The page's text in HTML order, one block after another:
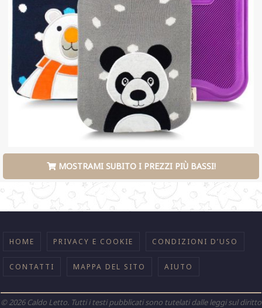
MOSTRAMI SUBITO I PREZZI PIÙ BASSI!
HOME PRIVACY E COOKIE CONDIZIONI D’USO
CONTATTI MAPPA DEL SITO AIUTO
©2026Caldo Letto. Tutti i testi pubblicati sono tutelati dalle leggi sul diritto